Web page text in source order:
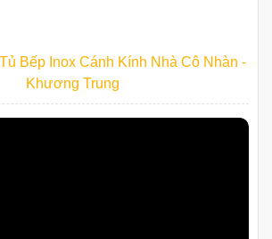
Bếp Inox Cánh Kính Nhà Cô Nhàn -
Khương Trung